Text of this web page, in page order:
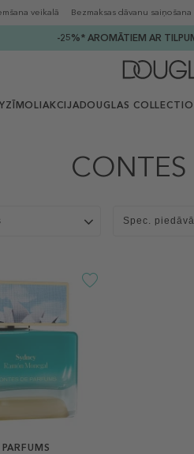
veikalā Bezmaksas dāvanu saiņošana
-25%* AROMĀTIEM AR
ZĪMOLIAKCIJADOUGLAS
Spec.